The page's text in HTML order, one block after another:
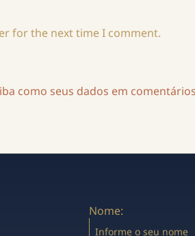
for the next time I comment.
como seus dados em
Nome: